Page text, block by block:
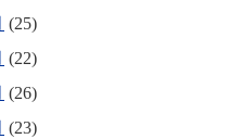
(25)
(22)
(26)
(23)